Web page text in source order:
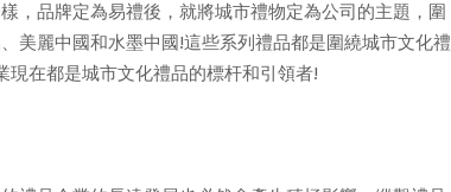
，品牌定為易禮後，就將城市禮物定為公司的主題，圍
美麗中國和水墨中國!這些系列禮品都是圍繞城市文化禮
在都是城市文化禮品的標杆和引領者!